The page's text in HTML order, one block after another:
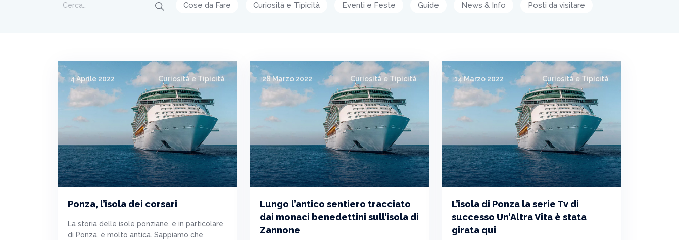
Cose da Fare Curiosità e Tipicità Eventi e Feste Guide News & Info Posti da visitare
4 Aprile 2022 Curiosità e Tipicità
Ponza, l’isola dei corsari
La storia delle isole ponziane, e in particolare
di Ponza, è molto antica. Sappiamo che
28 Marzo 2022 Curiosità e Tipicità
Lungo l’antico sentiero tracciato
dai monaci benedettini sull’isola di
Zannone
14 Marzo 2022 Curiosità e Tipicità
L’isola di Ponza la serie Tv di
successo Un’Altra Vita è stata
girata qui